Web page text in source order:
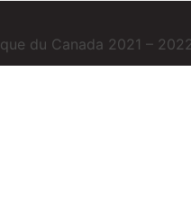
du Canada 2021 –